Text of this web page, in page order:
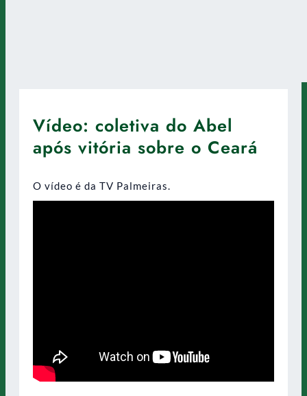
Vídeo: coletiva do Abel
após vitória sobre o Ceará
O vídeo é da TV Palmeiras.